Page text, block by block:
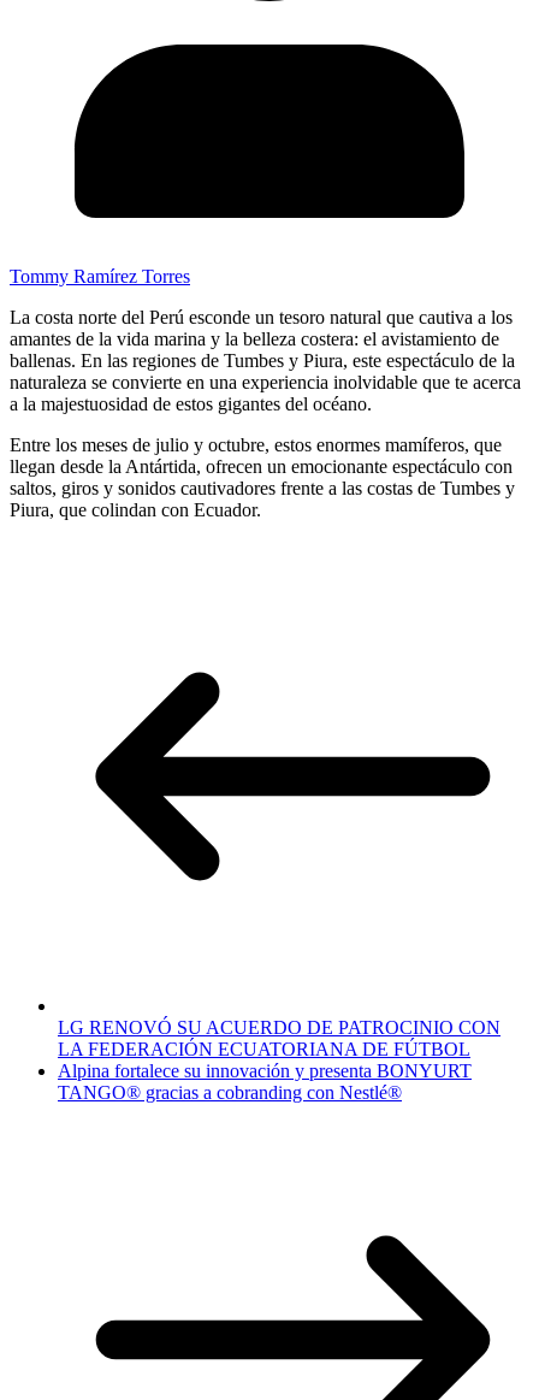
Tommy Ramírez Torres
La costa norte del Perú esconde un tesoro natural que cautiva a los
amantes de la vida marina y la belleza costera: el avistamiento de
ballenas. En las regiones de Tumbes y Piura, este espectáculo de la
naturaleza se convierte en una experiencia inolvidable que te acerca
a la majestuosidad de estos gigantes del océano.
Entre los meses de julio y octubre, estos enormes mamíferos, que
llegan desde la Antártida, ofrecen un emocionante espectáculo con
saltos, giros y sonidos cautivadores frente a las costas de Tumbes y
Piura, que colindan con Ecuador.
LG RENOVÓ SU ACUERDO DE PATROCINIO CON
LA FEDERACIÓN ECUATORIANA DE FÚTBOL
Alpina fortalece su innovación y presenta BONYURT
TANGO® gracias a cobranding con Nestlé®